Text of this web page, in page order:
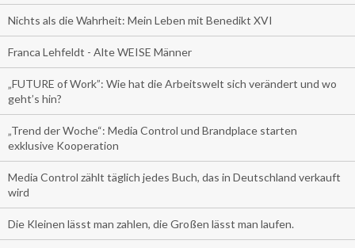
Nichts als die Wahrheit: Mein Leben mit Benedikt XVI
Franca Lehfeldt - Alte WEISE Männer
„FUTURE of Work”: Wie hat die Arbeitswelt sich verändert und wo
geht’s hin?
„Trend der Woche“: Media Control und Brandplace starten
exklusive Kooperation
Media Control zählt täglich jedes Buch, das in Deutschland verkauft
wird
Die Kleinen lässt man zahlen, die Großen lässt man laufen.